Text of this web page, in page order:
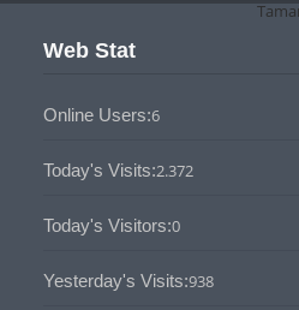
Web Stat
Online Users:6
Today's Visits:2.372
Today's Visitors:0
Yesterday's Visits:938